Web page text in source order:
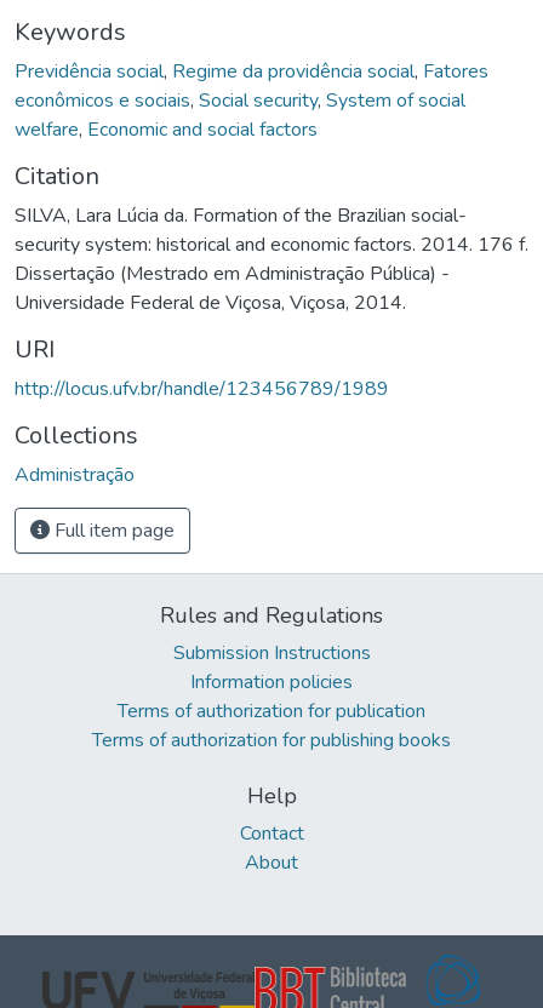
Keywords
Previdência social, Regime da providência social, Fatores
econômicos e sociais, Social security, System of social
welfare, Economic and social factors
Citation
SILVA, Lara Lúcia da. Formation of the Brazilian social-
security system: historical and economic factors. 2014. 176 f.
Dissertação (Mestrado em Administração Pública) -
Universidade Federal de Viçosa, Viçosa, 2014.
URI
http://locus.ufv.br/handle/123456789/1989
Collections
Administração
Full item page
Rules and Regulations
Submission Instructions
Information policies
Terms of authorization for publication
Terms of authorization for publishing books
Help
Contact
About